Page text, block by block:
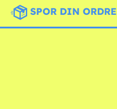
SPOR DIN ORDRE